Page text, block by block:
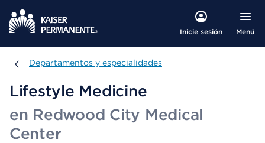
Inicie sesión Menú
Departamentos y especialidades
Departamentos y especialidades
Lifestyle Medicine
en Redwood City Medical
Center